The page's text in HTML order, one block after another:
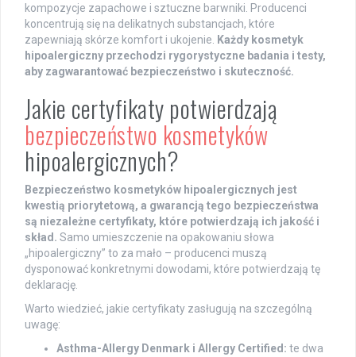
kompozycje zapachowe i sztuczne barwniki. Producenci
koncentrują się na delikatnych substancjach, które
zapewniają skórze komfort i ukojenie. Każdy kosmetyk
hipoalergiczny przechodzi rygorystyczne badania i testy,
aby zagwarantować bezpieczeństwo i skuteczność.
Jakie certyfikaty potwierdzają
bezpieczeństwo kosmetyków
hipoalergicznych?
Bezpieczeństwo kosmetyków hipoalergicznych jest
kwestią priorytetową, a gwarancją tego bezpieczeństwa
są niezależne certyfikaty, które potwierdzają ich jakość i
skład. Samo umieszczenie na opakowaniu słowa
„hipoalergiczny” to za mało – producenci muszą
dysponować konkretnymi dowodami, które potwierdzają tę
deklarację.
Warto wiedzieć, jakie certyfikaty zasługują na szczególną
uwagę:
Asthma-Allergy Denmark i Allergy Certified: te dwa